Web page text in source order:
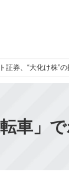
証券、“大化け株”
車」